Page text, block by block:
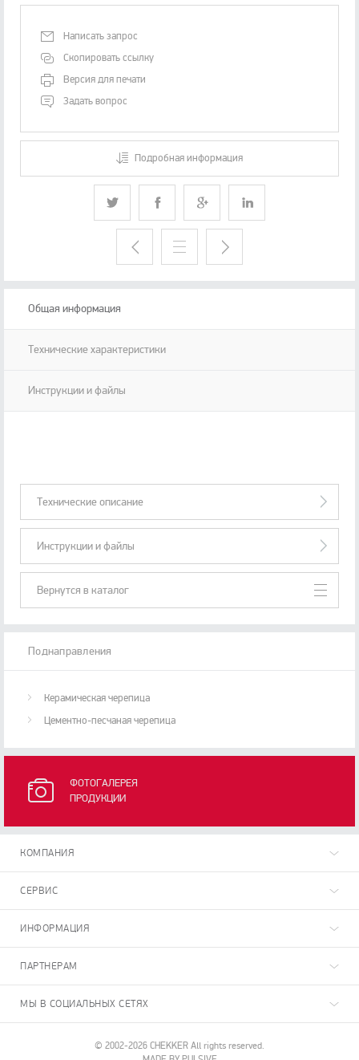
Написать запрос
Скопировать ссылку
Версия для печати
Задать вопрос
Подробная информация
Общая информация
Технические характеристики
Инструкции и файлы
Технические описание
Инструкции и файлы
Вернутся в каталог
Поднаправления
Керамическая черепица
Цементно-песчаная черепица
ФОТОГАЛЕРЕЯ
ПРОДУКЦИИ
КОМПАНИЯ
СЕРВИС
ИНФОРМАЦИЯ
ПАРТНЕРАМ
МЫ В СОЦИАЛЬНЫХ СЕТЯХ
© 2002-2026 CHEKKER All rights reserved.